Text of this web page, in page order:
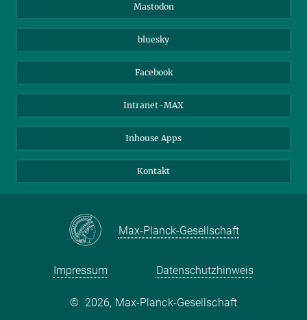
Beutenberg Campus e.V.
Mastodon
bluesky
Facebook
Intranet-MAX
Inhouse Apps
Kontakt
Max-Planck-Gesellschaft
Impressum Datenschutzhinweis
© 2026, Max-Planck-Gesellschaft